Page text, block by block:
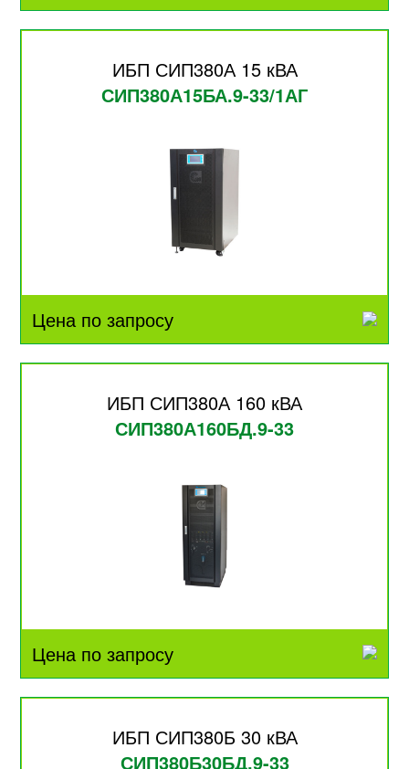
ИБП СИП380А 15 кВА
СИП380А15БА.9-33/1АГ
Цена по запросу
ИБП СИП380А 160 кВА
СИП380А160БД.9-33
Цена по запросу
ИБП СИП380Б 30 кВА
СИП380Б30БД.9-33